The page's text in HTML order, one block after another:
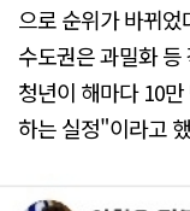
으로 순위가 바뀌
수도권은 과밀화
청년이 해마다 10
하는 실정"이라고